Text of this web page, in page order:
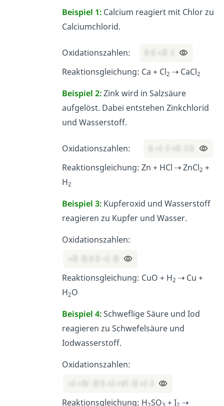
Beispiel 1: Calcium reagiert mit Chlor zu
Calciumchlorid.
Oxidationszahlen:
Reaktionsgleichung: Ca + Cl2 ⇢ CaCl2
Beispiel 2:Zink wird in Salzsäure
aufgelöst. Dabei entstehen Zinkchlorid
und Wasserstoff.
Oxidationszahlen:
Reaktionsgleichung: Zn + HCl ⇢ ZnCl2 +
H2
Beispiel 3:Kupferoxid und Wasserstoff
reagieren zu Kupfer und Wasser.
Oxidationszahlen:
Reaktionsgleichung: CuO + H2 ⇢ Cu +
H2O
Beispiel 4:Schweflige Säure und Iod
reagieren zu Schwefelsäure und
Iodwasserstoff.
Oxidationszahlen:
Reaktionsgleichung: H SO + I ⇢